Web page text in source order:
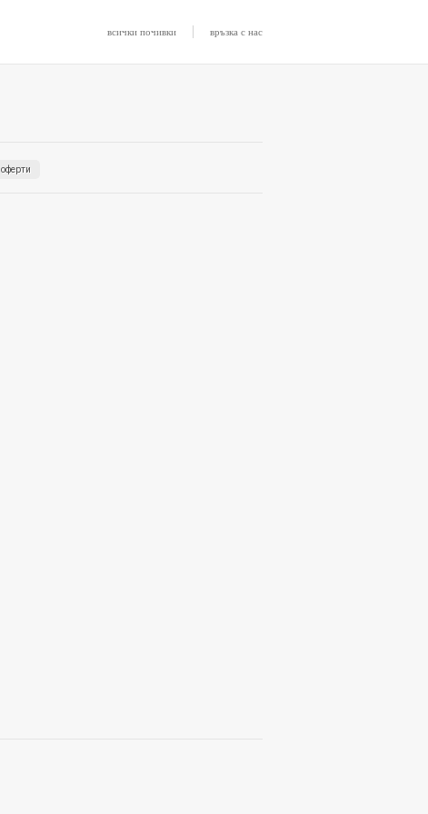
всички почивки | връзка с нас
оферти